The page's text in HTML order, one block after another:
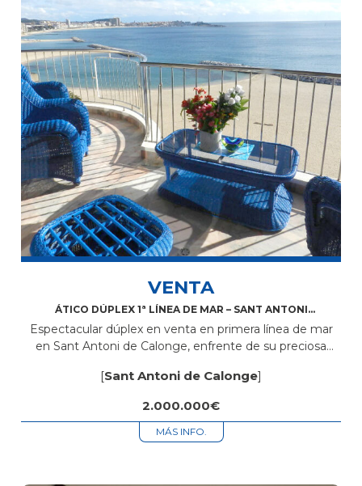
VENTA
ÁTICO DÚPLEX 1ª LÍNEA DE MAR – SANT ANTONI
Espectacular dúplex en venta en primera línea de mar
en Sant Antoni de Calonge, enfrente de su preciosa
mar. La...
[Sant Antoni de Calonge]
2.000.000€
MÁS INFO.